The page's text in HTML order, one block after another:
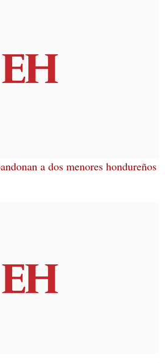
a dos menores hondureños